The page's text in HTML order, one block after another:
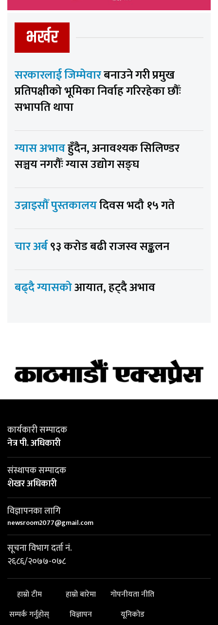
भर्खर
सरकारलाई जिम्मेवारबनाउने गरी प्रमुख
प्रतिपक्षीको भूमिका निर्वाह गरिरहेका छौँः
सभापति थापा
ग्यास अभावहुँदैन, अनावश्यक सिलिण्डर
सञ्चय नगरौँः ग्यास उद्योग सङ्घ
उन्नाइसौँ पुस्तकालयदिवस भदौ १५ गते
चार अर्ब९३ करोड बढी राजस्व सङ्कलन
बढ्दै ग्यासकोआयात, हट्दै अभाव
कार्यकारी सम्पादक
नेत्र पी. अधिकारी
संस्थापक सम्पादक
शेखर अधिकारी
विज्ञापनका लागि
newsroom2077@gmail.com
सूचना विभाग दर्ता नं.
२६८६/२०७७-०७८
हाम्रो टीम हाम्रो बारेमा
गोपनीयता नीति
सम्पर्क गर्नुहोस्
विज्ञापन यूनिकोड